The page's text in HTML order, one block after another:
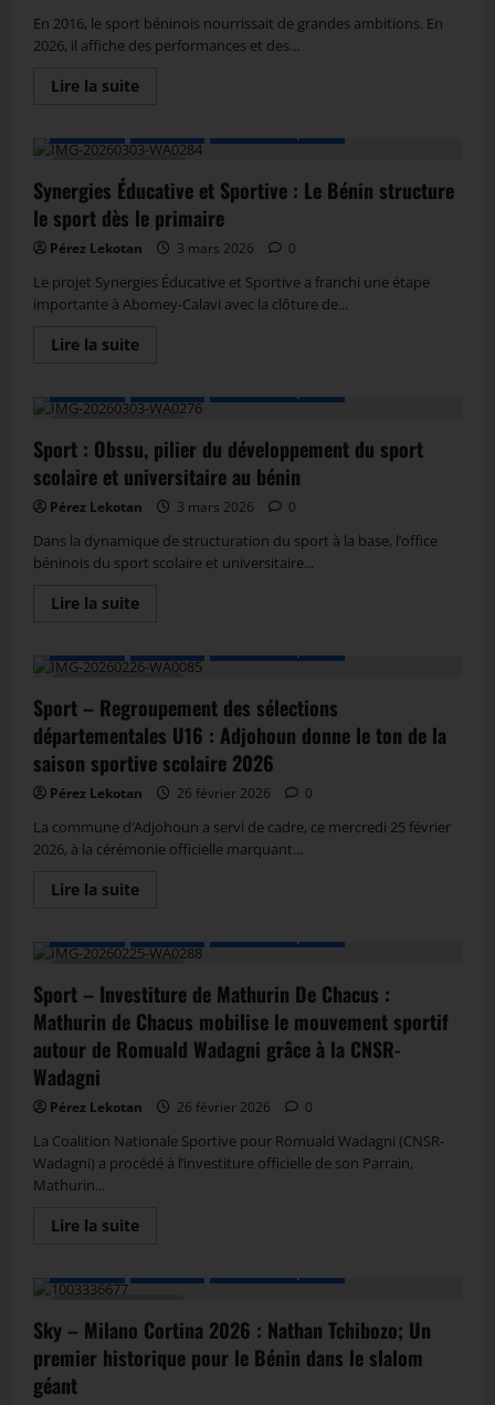
En 2016, le sport béninois nourrissait de grandes ambitions. En
2026, il affiche des performances et des...
Lire la suite
Synergies Éducative et Sportive : Le Bénin structure
le sport dès le primaire
Pérez Lekotan 3 mars 2026 0
Le projet Synergies Éducative et Sportive a franchi une étape
importante à Abomey-Calavi avec la clôture de...
Lire la suite
Sport : Obssu, pilier du développement du sport
scolaire et universitaire au bénin
Pérez Lekotan 3 mars 2026 0
Dans la dynamique de structuration du sport à la base, l’office
béninois du sport scolaire et universitaire...
Lire la suite
Sport – Regroupement des sélections
départementales U16 : Adjohoun donne le ton de la
saison sportive scolaire 2026
Pérez Lekotan 26 février 2026 0
La commune d’Adjohoun a servi de cadre, ce mercredi 25 février
2026, à la cérémonie officielle marquant...
Lire la suite
Sport – Investiture de Mathurin De Chacus :
Mathurin de Chacus mobilise le mouvement sportif
autour de Romuald Wadagni grâce à la CNSR-
Wadagni
Pérez Lekotan 26 février 2026 0
La Coalition Nationale Sportive pour Romuald Wadagni (CNSR-
Wadagni) a procédé à l’investiture officielle de son Parrain,
Mathurin...
Lire la suite
Sky – Milano Cortina 2026 : Nathan Tchibozo; Un
premier historique pour le Bénin dans le slalom
géant